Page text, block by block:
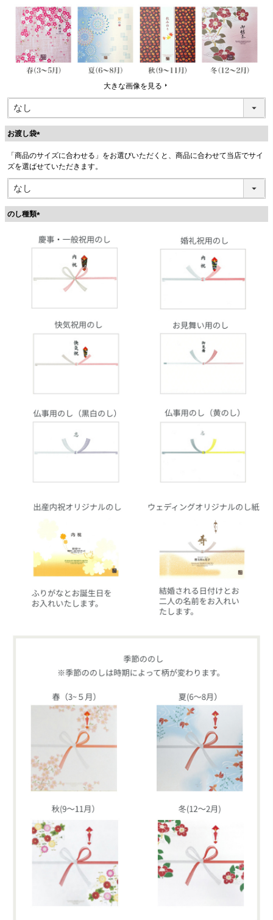
)
大きな画像を見る
お渡し袋
必
須
)
「商品のサイズに合わせる」をお選びいただくと、商品に合わせて当店でサイ
ズを選ばせていただきます。
のし種類
必
須